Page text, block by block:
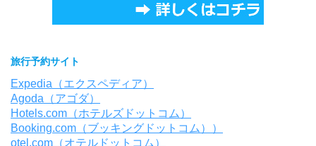
旅行予約サイト
Expedia（エクスペディア）
Agoda（アゴダ）
Hotels.com（ホテルズドットコム）
Booking.com（ブッキングドットコム））
otel.com（オテルドットコム）